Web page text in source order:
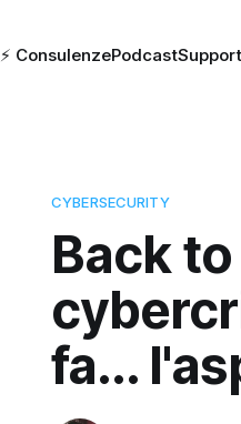
⚡️ ConsulenzePodcast
CYBERSECURITY
Back
fa...